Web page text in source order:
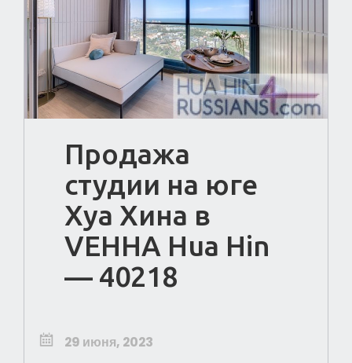
Продажа
студии на юге
Хуа Хина в
VEHHA Hua Hin
— 40218
29 июня, 2023